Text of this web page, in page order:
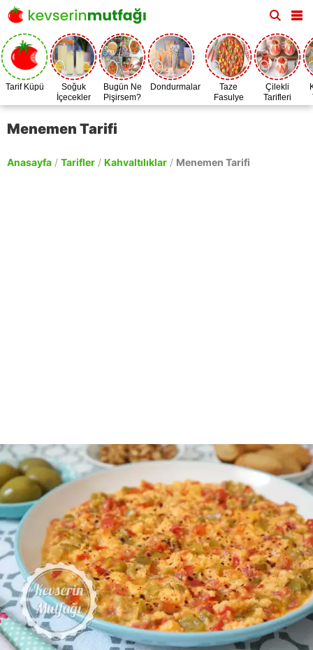
Tarif Küpü
Soğuk
İçecekler
Bugün Ne
Pişirsem?
Dondurmalar
Taze
Fasulye
Zamanı
Çilekli
Tarifleri
Menemen Tarifi
Anasayfa / Tarifler / Kahvaltılıklar / Menemen Tarifi